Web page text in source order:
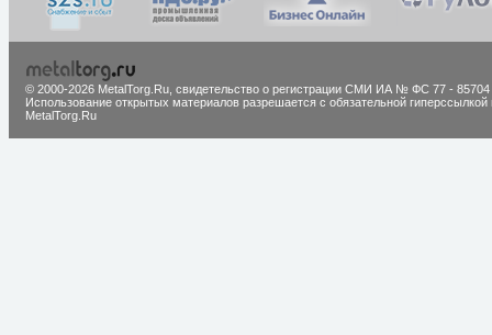
© 2000-2026 MetalTorg.Ru, cвидетельство о регистрации СМИ ИА № ФС 77 - 85704
Использование открытых материалов разрешается с обязательной гиперссылкой
MetalTorg.Ru